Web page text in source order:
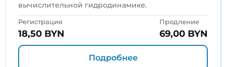
вычислительной гидродинамике.
Регистрация
18,50 BYN
Продление
69,00 BYN
Подробнее